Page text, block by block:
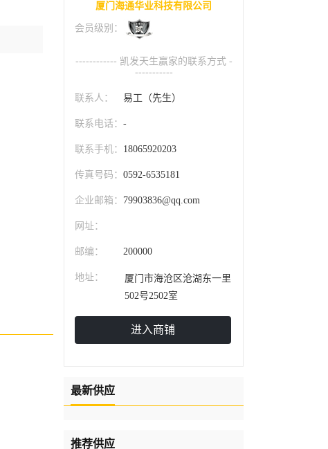
厦门海通华业科技有限公司
会员级别：
------------ 凯发天生赢家的联系方式 -
-----------
联系人： 易工（先生）
联系电话： -
联系手机： 18065920203
传真号码： 0592-6535181
企业邮箱： 79903836@qq.com
网址：
邮编： 200000
地址：
厦门市海沧区沧湖东一里
502号2502室
进入商铺
最新供应
推荐供应